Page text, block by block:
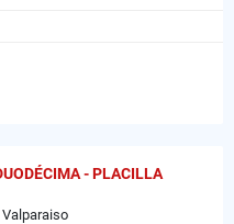
- PLACILLA
Valparaiso